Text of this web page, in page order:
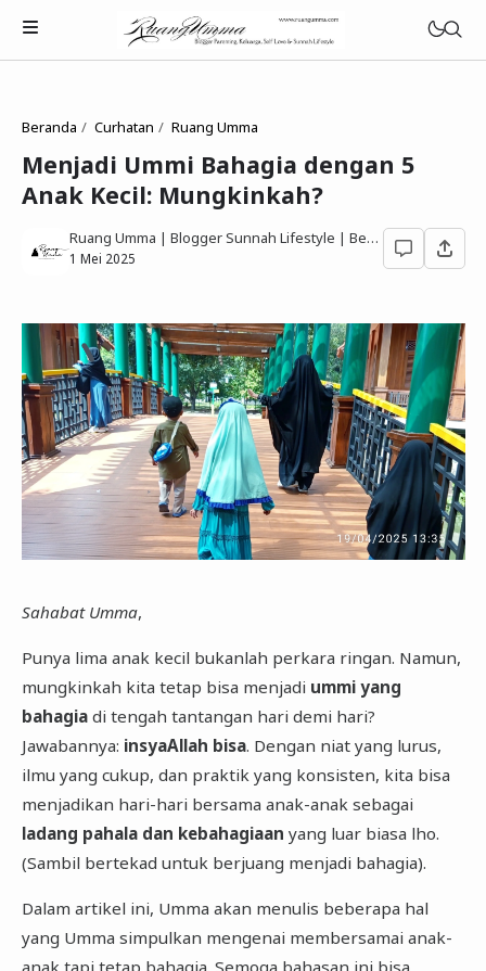
Parenting Islami
Rumah Tangga Muslimah
Refleksi Muslimah
Review & Rekomendasi
Beranda Curhatan Ruang Umma
Menjadi Ummi Bahagia dengan 5
Anak Kecil: Mungkinkah?
Ruang Umma | Blogger Sunnah Lifestyle | Berbagi Gaya Hidup Sesuai Quran Sunnah
1 Mei 2025
Sahabat Umma,
Punya lima anak kecil bukanlah perkara ringan. Namun,
mungkinkah kita tetap bisa menjadi ummi yang
bahagiadi tengah tantangan hari demi hari?
Jawabannya: insyaAllah bisa. Dengan niat yang lurus,
ilmu yang cukup, dan praktik yang konsisten, kita bisa
menjadikan hari-hari bersama anak-anak sebagai
ladang pahala dan kebahagiaan yang luar biasa lho.
(Sambil bertekad untuk berjuang menjadi bahagia).
Dalam artikel ini, Umma akan menulis beberapa hal
yang Umma simpulkan mengenai membersamai anak-